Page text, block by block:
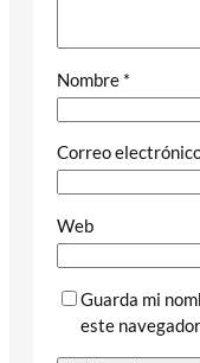
Nombre *
Correo
Web
Guarda mi
este